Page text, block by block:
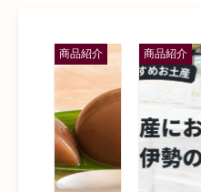
商品紹介 商品紹介